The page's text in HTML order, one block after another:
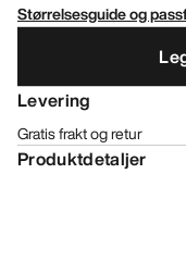
Størrelsesguide og
Levering
Gratis frakt og retur
Produktdetaljer